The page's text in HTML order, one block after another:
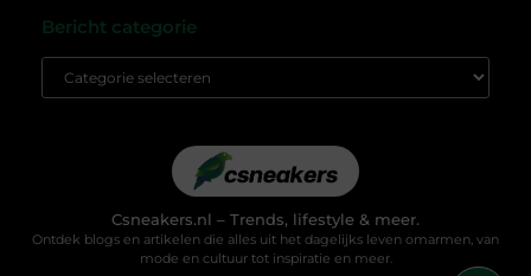
Bericht categorie
Csneakers.nl – Trends, lifestyle & meer.
Ontdek blogs en artikelen die alles uit het dagelijks leven omarmen, van
mode en cultuur tot inspiratie en meer.